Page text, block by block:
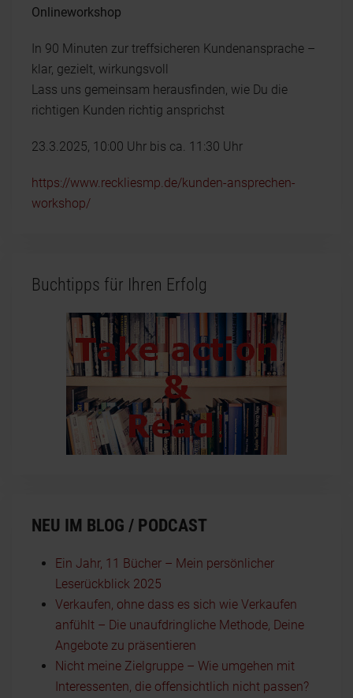
Onlineworkshop
In 90 Minuten zur treffsicheren Kundenansprache –
klar, gezielt, wirkungsvoll
Lass uns gemeinsam herausfinden, wie Du die
richtigen Kunden richtig ansprichst
23.3.2025, 10:00 Uhr bis ca. 11:30 Uhr
https://www.reckliesmp.de/kunden-ansprechen-
workshop/
Buchtipps für Ihren Erfolg
NEU IM BLOG / PODCAST
Ein Jahr, 11 Bücher – Mein persönlicher
Leserückblick 2025
Verkaufen, ohne dass es sich wie Verkaufen
anfühlt – Die unaufdringliche Methode, Deine
Angebote zu präsentieren
Nicht meine Zielgruppe – Wie umgehen mit
Interessenten, die offensichtlich nicht passen?